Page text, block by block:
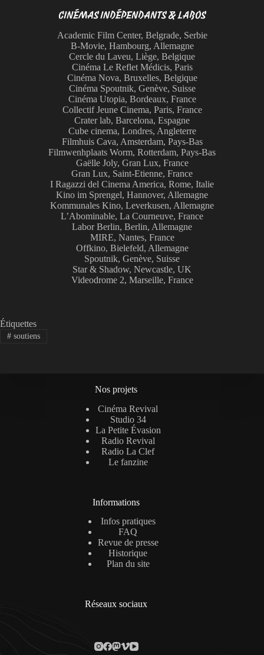
CINÉMAS INDÉPENDANTS & LABOS
Academic Film Center, Belgrade, Serbie
B-Movie, Hambourg, Allemagne
Cercle du Laveu, Liège, Belgique
Cinéma Le Reflet Médicis, Paris
Cinéma Nova, Bruxelles, Belgique
Cinéma Spoutnik, Genève, Suisse
Cinéma Utopia, Bordeaux, France
Collectif Jeune Cinema, Paris, France
Crater lab, Barcelona, Espagne
Cube cinema, Londres, Angleterre
Filmhuis Cava, Amsterdam, Pays-Bas
Filmwenhplaats Worm, Rotterdam, Pays-Bas
Gaëlle Joly, Gran Lux, France
Gran Lux, Saint-Etienne, France
I Ragazzi del Cinema America, Rome, Italie
Kino im Sprengel, Hannover, Allemagne
Kommunales Kino, Leverkusen, Allemagne
L’Abominable, La Courneuve, France
Labor Berlin, Berlin, Allemagne
MIRE, Nantes, France
Offkino, Bielefeld, Allemagne
Spoutnik, Genève, Suisse
Star & Shadow, Newcastle, UK
Videodrome 2, Marseille, France
Étiquettes
#soutiens
Nos projets
Cinéma Revival
Studio 34
La Petite Évasion
Radio Revival
Radio La Clef
Le fanzine
Informations
Infos pratiques
FAQ
Revue de presse
Historique
Plan du site
Réseaux sociaux